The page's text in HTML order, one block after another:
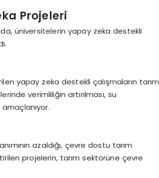
Projeleri
üniversitelerin yapay zeka destekli
yapay zeka destekli çalışmaların tarım
verimliliğin artırılması, su
azaldığı, çevre dostu tarım
projelerin, tarım sektörüne çevre